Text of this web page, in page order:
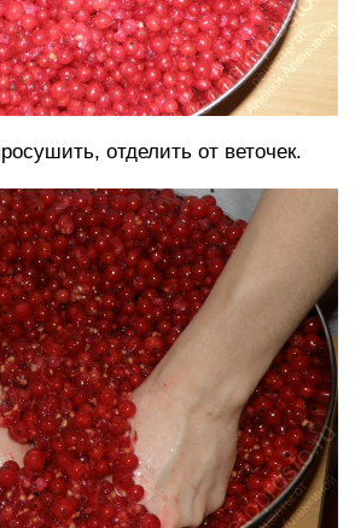
отделить от веточек.